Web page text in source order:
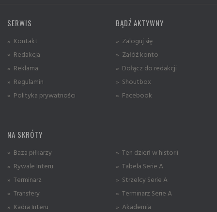
SERWIS
» Kontakt
» Redakcja
» Reklama
» Regulamin
» Polityka prywatności
BĄDŹ AKTYWNY
» Zaloguj się
» Załóż konto
» Dołącz do redakcji
» Shoutbox
» Facebook
NA SKRÓTY
» Baza piłkarzy
» Rywale Interu
» Terminarz
» Transfery
» Kadra Interu
» Ten dzień w historii
» Tabela Serie A
» Strzelcy Serie A
» Terminarz Serie A
» Akademia